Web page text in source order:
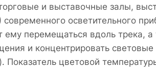
и выставочные залы,
осветительного
ему перемещаться вдоль трека,
и концентрировать
Показатель цветовой